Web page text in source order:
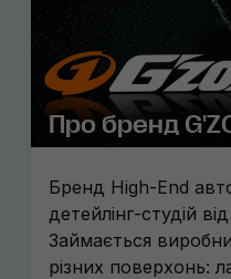
Про бренд
Бренд High-End
детейлінг-студій
Займається
різних поверхонь: